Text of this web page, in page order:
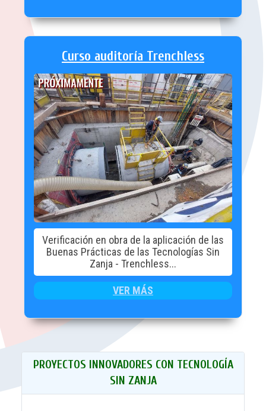
Curso auditoría Trenchless
Verificación en obra de la aplicación de las
Buenas Prácticas de las Tecnologías Sin
Zanja - Trenchless...
VER MÁS
PROYECTOS INNOVADORES CON TECNOLOGÍA
SIN ZANJA